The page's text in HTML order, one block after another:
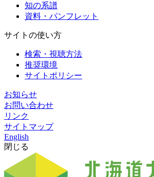
知の系譜
資料・パンフレット
サイトの使い方
検索・視聴方法
推奨環境
サイトポリシー
お知らせ
お問い合わせ
リンク
サイトマップ
English
閉じる